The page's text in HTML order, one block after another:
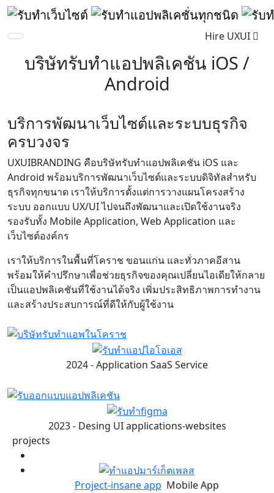
Hire UXUI
บริษัทรับทำแอปพลิเคชัน iOS /
Android
บริการพัฒนาเว็บไซต์และระบบธุรกิจ
ครบวงจร
UXUIBRANDING คือบริษัทรับทำแอปพลิเคชัน iOS และ
Android พร้อมบริการพัฒนาเว็บไซต์และระบบดิจิทัลสำหรับ
ธุรกิจทุกขนาด เราให้บริการตั้งแต่การวางแผนโครงสร้าง
ระบบ ออกแบบ UX/UI ไปจนถึงพัฒนาและเปิดใช้งานจริง
รองรับทั้ง Mobile Application, Web Application และ
เว็บไซต์องค์กร
เราให้บริการในพื้นที่โคราช ขอนแก่น และทั่วภาคอีสาน
พร้อมให้คำปรึกษาเพื่อช่วยธุรกิจของคุณเปลี่ยนไอเดียให้กลาย
เป็นแอปพลิเคชันที่ใช้งานได้จริง เพิ่มประสิทธิภาพการทำงาน
และสร้างประสบการณ์ที่ดีให้กับผู้ใช้งาน
2024- Application SaaS Service
2023- Desing UI applications-websites
projects
Project-insane app Mobile App